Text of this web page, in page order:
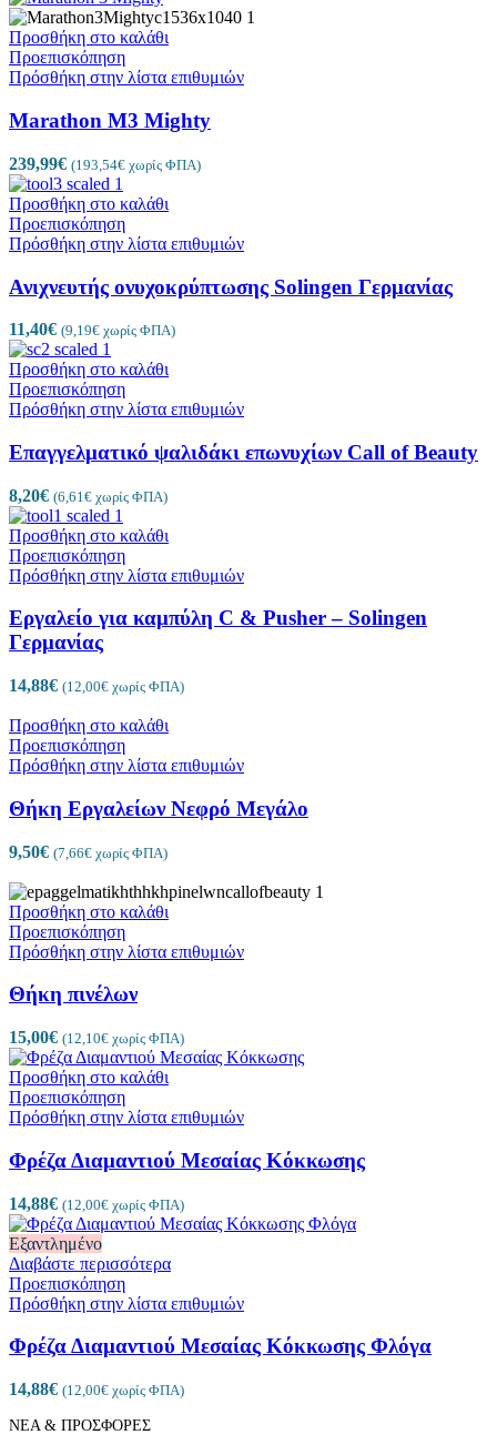
Προσθήκη στο καλάθι
Προεπισκόπηση
Πρόσθήκη στην λίστα επιθυμιών
Marathon M3 Mighty
239,99€ (193,54€ χωρίς ΦΠΑ)
Προσθήκη στο καλάθι
Προεπισκόπηση
Πρόσθήκη στην λίστα επιθυμιών
Ανιχνευτής ονυχοκρύπτωσης Solingen Γερμανίας
11,40€ (9,19€ χωρίς ΦΠΑ)
Προσθήκη στο καλάθι
Προεπισκόπηση
Πρόσθήκη στην λίστα επιθυμιών
Επαγγελματικό ψαλιδάκι επωνυχίων Call of Beauty
8,20€ (6,61 € χωρίς ΦΠΑ)
Προσθήκη στο καλάθι
Προεπισκόπηση
Πρόσθήκη στην λίστα επιθυμιών
Εργαλείο για καμπύλη C & Pusher – Solingen
Γερμανίας
14,88€ (12,00€ χωρίς ΦΠΑ)
Προσθήκη στο καλάθι
Προεπισκόπηση
Πρόσθήκη στην λίστα επιθυμιών
Θήκη Εργαλείων Νεφρό Μεγάλο
9,50€ (7,66€ χωρίς ΦΠΑ)
Προσθήκη στο καλάθι
Προεπισκόπηση
Πρόσθήκη στην λίστα επιθυμιών
Θήκη πινέλων
15,00€ (12,10€ χωρίς ΦΠΑ)
Προσθήκη στο καλάθι
Προεπισκόπηση
Πρόσθήκη στην λίστα επιθυμιών
Φρέζα Διαμαντιού Μεσαίας Κόκκωσης
14,88€ (12,00€ χωρίς ΦΠΑ)
Εξαντλημένο
Διαβάστε περισσότερα
Προεπισκόπηση
Πρόσθήκη στην λίστα επιθυμιών
Φρέζα Διαμαντιού Μεσαίας Κόκκωσης Φλόγα
14,88€ (12,00€ χωρίς ΦΠΑ)
ΝΕΑ & ΠΡΟΣΦΟΡΕΣ